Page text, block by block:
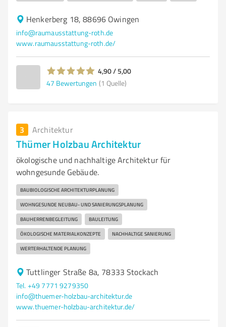
Henkerberg 18, 88696 Owingen
info@raumausstattung-roth.de
www.raumausstattung-roth.de/
4,90 / 5,00
47 Bewertungen (1 Quelle)
3 Architektur
Thümer Holzbau Architektur
ökologische und nachhaltige Architektur für
wohngesunde Gebäude.
BAUBIOLOGISCHE ARCHITEKTURPLANUNG
WOHNGESUNDE NEUBAU- UND SANIERUNGSPLANUNG
BAUHERRENBEGLEITUNG BAULEITUNG
ÖKOLOGISCHE MATERIALKONZEPTE NACHHALTIGE SANIERUNG
WERTERHALTENDE PLANUNG
Tuttlinger Straße 8a, 78333 Stockach
Tel. +49 7771 9279350
info@thuemer-holzbau-architektur.de
www.thuemer-holzbau-architektur.de/